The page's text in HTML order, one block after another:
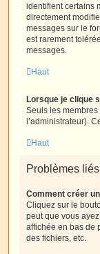
identifient certains
directement
messages sur le
est rarement
messages.
Haut
Lorsque je clique
Seuls les
l’administrateur).
Haut
Problèmes
Comment créer
Cliquez sur le
peut que vous
affichée en bas de
des fichiers, etc.